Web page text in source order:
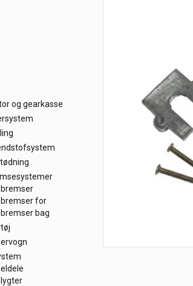
og gearkasse
bremser
bremser for
bremser bag
lygter